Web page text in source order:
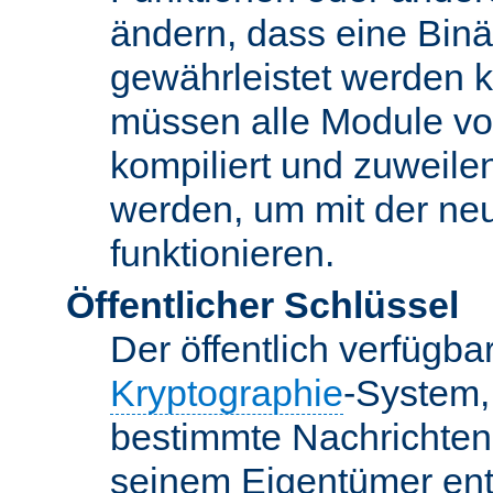
ändern, dass eine
gewährleistet werden
müssen alle Module
kompiliert und
werden, um mit der
funktionieren.
Öffentlicher Schlüssel
Der öffentlich
Kryptographie-
bestimmte
seinem Eigentümer